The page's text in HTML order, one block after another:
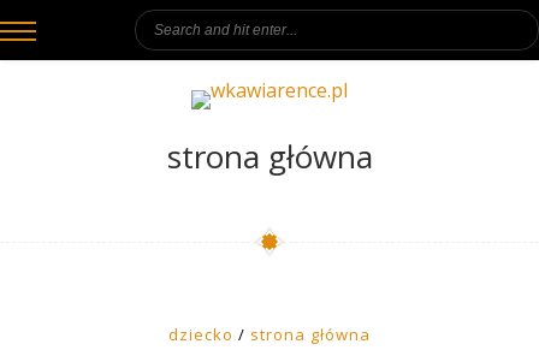
strona główna
dziecko / strona główna